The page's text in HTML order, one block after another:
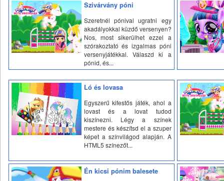
Szivárvány póni
Szeretnél pónival ugratni egy
akadályokkal küzdő versenyen?
Nos, most sikerülhet ezzel a
szórakoztató és izgalmas póni
versenyjátékkal. Válaszd ki a
pónid, és...
Ló és lovasa
Egyszerű kifestős játék, ahol a
lovast és a lovat tudod
kiszínezni. Légy a színek
mestere és készítsd el a szuper
képet a színvilágod alapján. A
HTML5 színezőt...
Én kicsi pónim balesete